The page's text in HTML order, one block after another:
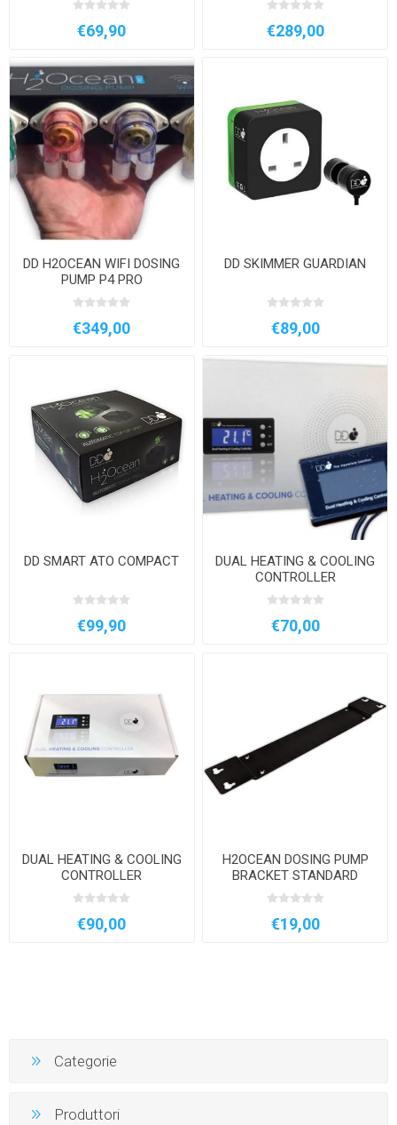
€69,90 €289,00
DD H2OCEAN WIFI DOSING
PUMP P4 PRO
SOSTITUZIONE PER
GARANZIA
€349,00
DD SKIMMER GUARDIAN
€89,00
DD SMART ATO COMPACT
€99,90
DUAL HEATING & COOLING
CONTROLLER
€70,00
DUAL HEATING & COOLING
CONTROLLER
€90,00
H2OCEAN DOSING PUMP
BRACKET STANDARD
€19,00
Categorie
Produttori